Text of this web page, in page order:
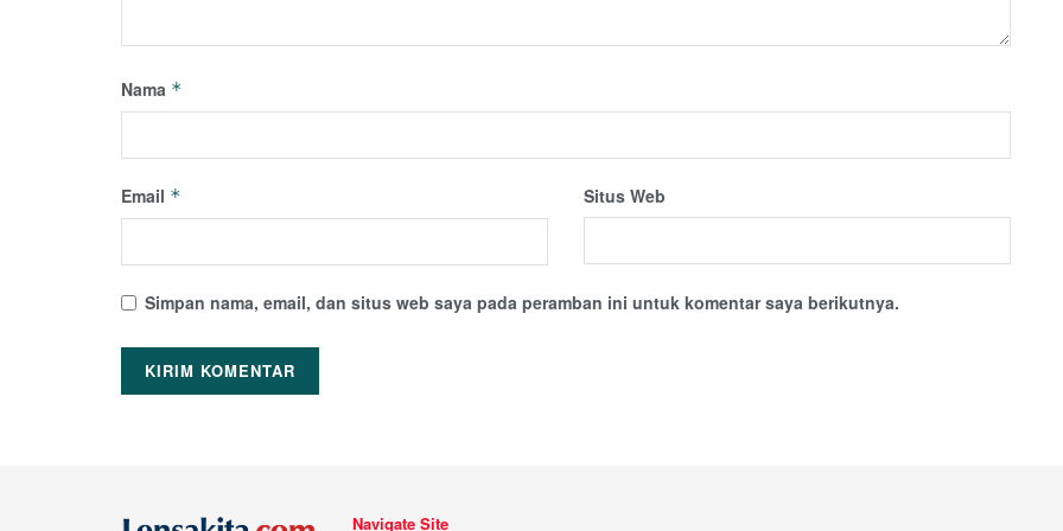
Nama *
Email * Situs Web
Simpan nama, email, dan situs web saya pada peramban ini untuk komentar saya berikutnya.
Navigate Site